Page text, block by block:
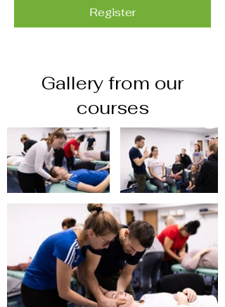
Register
Gallery from our
courses